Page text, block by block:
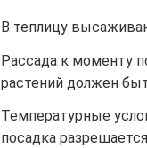
В теплицу
Рассада к моменту
растений должен
Температурные
посадка